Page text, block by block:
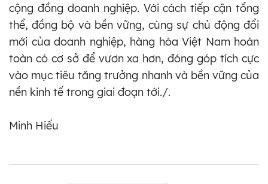
cộng đồng doanh nghiệp. Với cách tiếp cận tổng
thể, đồng bộ và bền vững, cùng sự chủ động đổi
mới của doanh nghiệp, hàng hóa Việt Nam hoàn
toàn có cơ sở để vươn xa hơn, đóng góp tích cực
vào mục tiêu tăng trưởng nhanh và bền vững của
nền kinh tế trong giai đoạn tới./.
Minh Hiếu